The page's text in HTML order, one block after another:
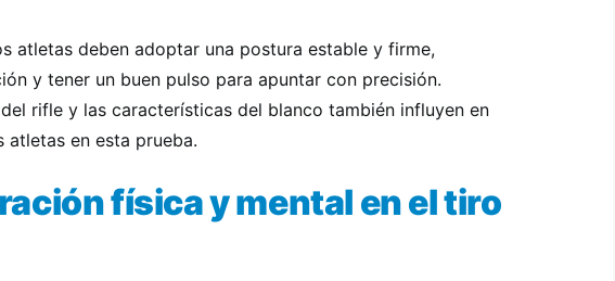
atletas deben adoptar una postura estable y firme,
y tener un buen pulso para apuntar con precisión.
rifle y las características del blanco también influyen en
atletas en esta prueba.
física y mental en el tiro